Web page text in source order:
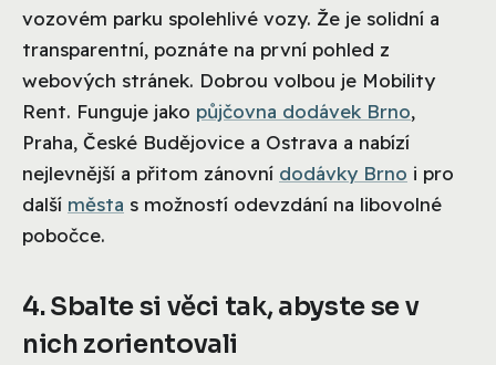
vozovém parku spolehlivé vozy. Že je solidní a
transparentní, poznáte na první pohled z
webových stránek. Dobrou volbou je Mobility
Rent. Funguje jako půjčovna dodávek Brno,
Praha, České Budějovice a Ostrava a nabízí
nejlevnější a přitom zánovní dodávky Brno i pro
další města s možností odevzdání na libovolné
pobočce.
4. Sbalte si věci tak, abyste se v
nich zorientovali